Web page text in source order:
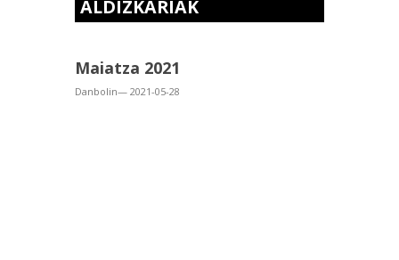
ALDIZKARIAK
Maiatza 2021
Danbolin— 2021-05-28